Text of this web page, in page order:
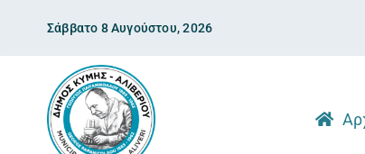
content
Σάββατο 8 Αυγούστου, 2026